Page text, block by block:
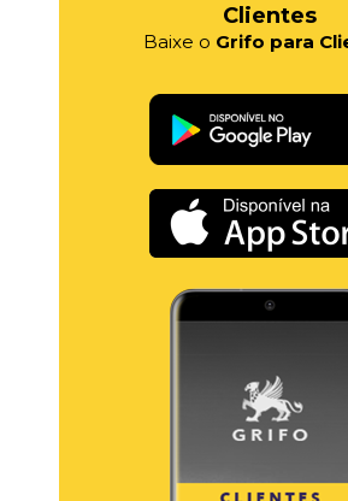
Clientes
Baixe o Grifo para